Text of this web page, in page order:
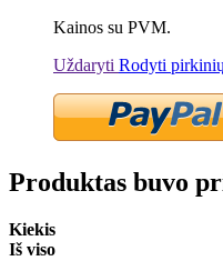
Kainos su PVM.
Uždaryti Rodyti
Produktas buvo
Kiekis
Iš viso